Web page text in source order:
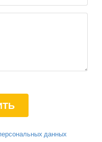
данных